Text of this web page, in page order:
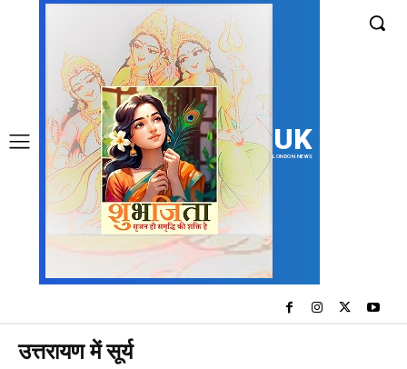
UK
LONDON NEWS
उत्तरायण में सूर्य